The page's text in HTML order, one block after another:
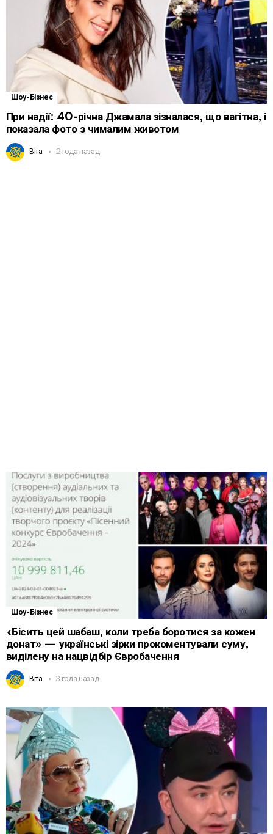
Шоу-Бізнес
При надії: 40-річна Джамала зізналася, що вагітна, і
показала фото з чималим животом
Віта 2 года назад
Шоу-Бізнес
«Бісить цей шабаш, коли треба боротися за кожен
донат» — українські зірки прокоментували суму,
виділену на нацвідбір Євробачення
Віта 3 года назад